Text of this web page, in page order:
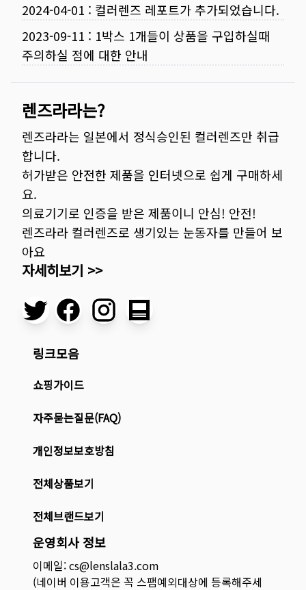
2024-04-01 : 컬러렌즈 레포트가 추가되었습니다.
2023-09-11 : 1박스 1개들이 상품을 구입하실때
주의하실 점에 대한 안내
렌즈라라는?
렌즈라라는 일본에서 정식승인된 컬러렌즈만 취급
합니다.
허가받은 안전한 제품을 인터넷으로 쉽게 구매하세
요.
의료기기로 인증을 받은 제품이니 안심! 안전!
렌즈라라 컬러렌즈로 생기있는 눈동자를 만들어 보
아요
자세히보기 >>
링크모음
쇼핑가이드
자주묻는질문(FAQ)
개인정보보호방침
전체상품보기
전체브랜드보기
운영회사 정보
이메일: cs@lenslala3.com
(네이버 이용고객은 꼭 스팸예외대상에 등록해주세